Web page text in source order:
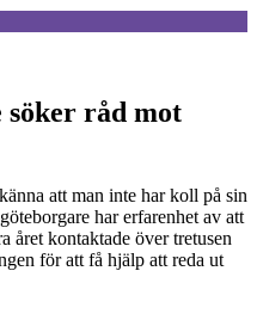
söker råd mot
att man inte har koll på sin
har erfarenhet av att
året kontaktade över tretusen
för att få hjälp att reda ut